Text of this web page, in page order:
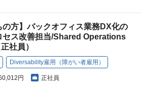
の方】バックオフィス業務DX化の
セス改善担当/Shared Operations
社員）
Diversability雇用（障がい者雇用）
円 正社員